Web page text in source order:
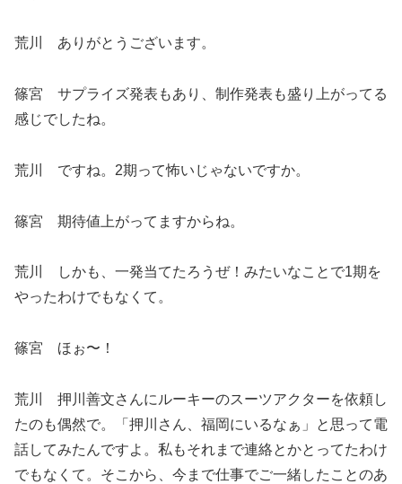
荒川 ありがとうございます。
篠宮 サプライズ発表もあり、制作発表も盛り上がってる
感じでしたね。
荒川 ですね。2期って怖いじゃないですか。
篠宮 期待値上がってますからね。
荒川 しかも、一発当てたろうぜ！みたいなことで1期を
やったわけでもなくて。
篠宮 ほぉ〜！
荒川 押川善文さんにルーキーのスーツアクターを依頼し
たのも偶然で。「押川さん、福岡にいるなぁ」と思って電
話してみたんですよ。私もそれまで連絡とかとってたわけ
でもなくて。そこから、今まで仕事でご一緒したことのあ